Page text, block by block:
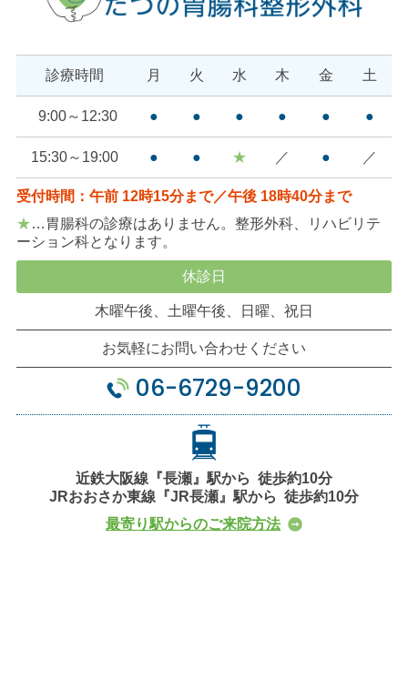
診療時間 月 火 水 木 金 土
9:00～12:30 ● ● ● ● ● ●
15:30～19:00 ● ● ★ ／ ● ／
受付時間：午前 12時15分まで／午後 18時40分まで
★…胃腸科の診療はありません。整形外科、リハビリテ
ーション科となります。
休診日
木曜午後、土曜午後、日曜、祝日
お気軽にお問い合わせください
06-6729-9200
近鉄大阪線 『長瀬』駅から 徒歩約10分
JRおおさか東線 『JR長瀬』駅から 徒歩約10分
最寄り駅からのご来院方法